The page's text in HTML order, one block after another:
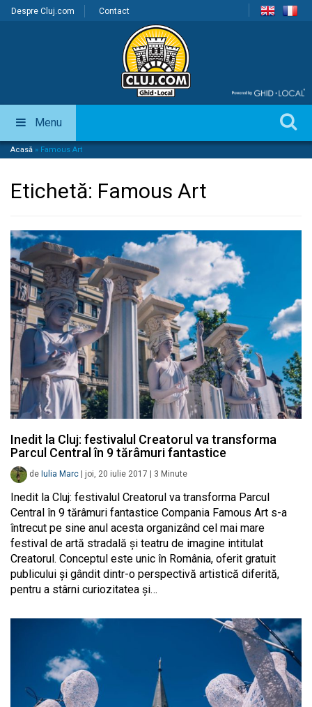
Despre Cluj.com Contact
Menu
Acasă » Famous Art
Etichetă: Famous Art
Inedit la Cluj: festivalul Creatorul va transforma
Parcul Central în 9 tărâmuri fantastice
de Iulia Marc joi, 20 iulie 2017 3 Minute
Inedit la Cluj: festivalul Creatorul va transforma Parcul
Central în 9 tărâmuri fantastice Compania Famous Art s-a
întrecut pe sine anul acesta organizând cel mai mare
festival de artă stradală și teatru de imagine intitulat
Creatorul. Conceptul este unic în România, oferit gratuit
publicului și gândit dintr-o perspectivă artistică diferită,
pentru a stârni curiozitatea și…